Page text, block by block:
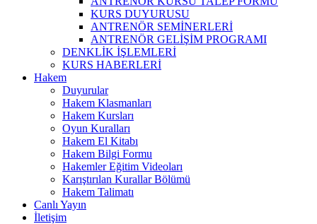
KURS DUYURUSU
ANTRENÖR SEMİNERLERİ
ANTRENÖR GELİŞİM PROGRAMI
DENKLİK İŞLEMLERİ
KURS HABERLERİ
Hakem
Duyurular
Hakem Klasmanları
Hakem Kursları
Oyun Kuralları
Hakem El Kitabı
Hakem Bilgi Formu
Hakemler Eğitim Videoları
Karıştırılan Kurallar Bölümü
Hakem Talimatı
Canlı Yayın
İletişim